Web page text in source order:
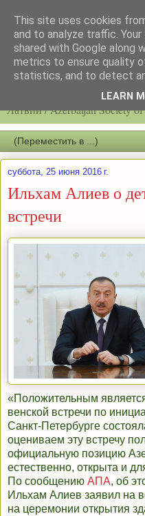
Latvijas azerbaidžāņu
Латвии / Azerbaijan Society
суббота, 25 июня 2016 г.
Ильхам Алиев о
встречи
«Положительным
венской встречи по
Санкт-Петербурге
оцениваем эту встречу
официальную позицию
естественно, открыта и
По сообщению АПА, об
Ильхам Алиев заявил на
на церемонии открытия
This site uses cookies
and to analyze traffic.
shared with Google along
metrics to ensure quality
statistics, and to detect
LEARN